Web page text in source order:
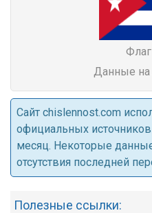
Данные на
Cайт chislennost.com
официальных
месяц. Некоторые
отсутствия последней
Полезные ссылки: